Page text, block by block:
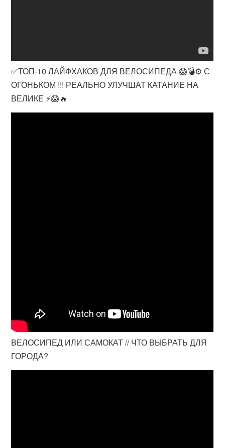
✅ТОП-10 ЛАЙФХАКОВ ДЛЯ ВЕЛОСИПЕДА 😱💣⚙️ С
ОГОНЬКОМ !!! РЕАЛЬНО УЛУЧШАТ КАТАНИЕ НА
ВЕЛИКЕ ⚡️😱🔥
ВЕЛОСИПЕД ИЛИ САМОКАТ // ЧТО ВЫБРАТЬ ДЛЯ
ГОРОДА?